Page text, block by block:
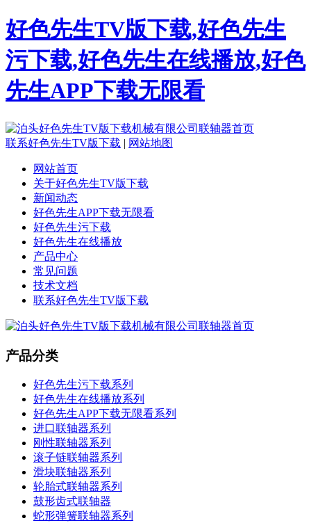
好色先生TV版下载,好色先生
污下载,好色先生在线播放,好色
先生APP下载无限看
联系好色先生TV版下载 | 网站地图
网站首页
关于好色先生TV版下载
新闻动态
好色先生APP下载无限看
好色先生污下载
好色先生在线播放
产品中心
常见问题
技术文档
联系好色先生TV版下载
产品分类
好色先生污下载系列
好色先生在线播放系列
好色先生APP下载无限看系列
进口联轴器系列
刚性联轴器系列
滚子链联轴器系列
滑块联轴器系列
轮胎式联轴器系列
鼓形齿式联轴器
蛇形弹簧联轴器系列